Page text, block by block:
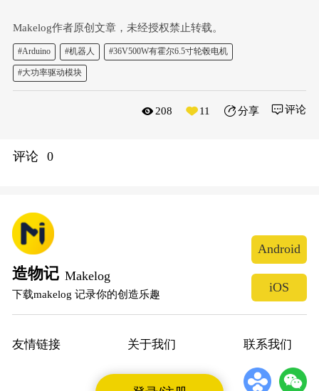
Makelog作者原创文章，未经授权禁止转载。
#Arduino #机器人 #36V500W有霍尔6.5寸轮毂电机
#大功率驱动模块
208 11 分享
评论 0
评论
造物记 Makelog
下载makelog 记录你的创造乐趣
Android
iOS
友情链接 关于我们 联系我们